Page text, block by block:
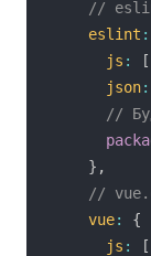
//
eslint :
js : [
json:
//
} ,
//
vue:
{
js : [